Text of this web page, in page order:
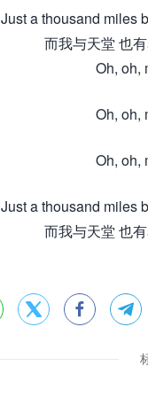
Just a thousand miles
而我与天堂 也
Oh, oh,
Oh, oh,
Oh, oh,
Just a thousand miles
而我与天堂 也
  